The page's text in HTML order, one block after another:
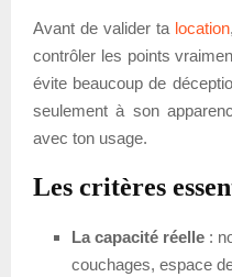
Avant de valider ta location
contrôler les points
évite beaucoup de
seulement à son
avec ton usage.
Les critères
La capacité réelle :
couchages, espace